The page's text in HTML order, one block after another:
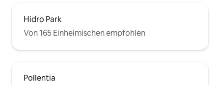
Hidro Park
Von 165 Einheimischen empfohlen
Pollentia